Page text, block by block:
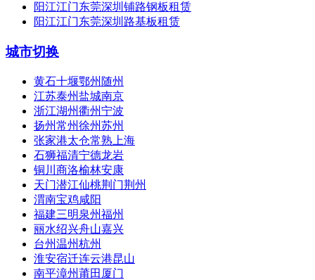
阳江江门东莞深圳铺路钢板租赁
阳江江门东莞深圳路基板租赁
城市切换
黄石十堰鄂州随州
江苏泰州盐城南京
浙江湖州衢州宁波
扬州常州徐州苏州
张家港太仓常熟上海
石狮福清宁德龙岩
铜川商洛榆林安康
天门潜江仙桃荆门荆州
渭南宝鸡咸阳
福建三明泉州福州
丽水绍兴舟山嘉兴
台州温州杭州
淮安宿迁连云港昆山
南平漳州莆田厦门